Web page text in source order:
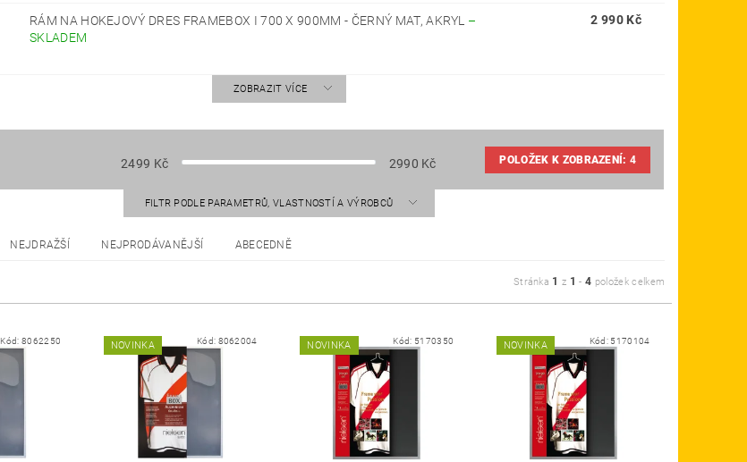
RÁM NA HOKEJOVÝ DRES FRAMEBOX I 700 X 900MM - ČERNÝ MAT, AKRYL –
SKLADEM
2 990 Kč
ZOBRAZIT VÍCE
2499 Kč 2990 Kč POLOŽEK K ZOBRAZENÍ:4
FILTR PODLE PARAMETRŮ, VLASTNOSTÍ A VÝROBCŮ
NEJDRAŽŠÍ NEJPRODÁVANĚJŠÍ ABECEDNĚ
Stránka 1 z 1 -4 položek celkem
Kód:8062250 NOVINKA Kód: 8062004 NOVINKA Kód: 5170350 NOVINKA Kód: 5170104